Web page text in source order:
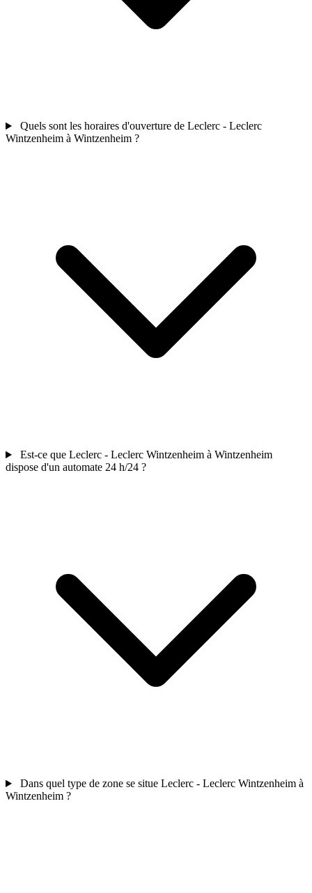
Quels sont les horaires d'ouverture de Leclerc - Leclerc
Wintzenheim à Wintzenheim ?
Est-ce que Leclerc - Leclerc Wintzenheim à Wintzenheim
dispose d'un automate 24 h/24 ?
Dans quel type de zone se situe Leclerc - Leclerc Wintzenheim à
Wintzenheim ?